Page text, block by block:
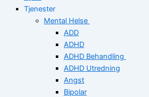
Tjenester
Mental Helse
ADD
ADHD
ADHD Behandling
ADHD Utredning
Angst
Bipolar